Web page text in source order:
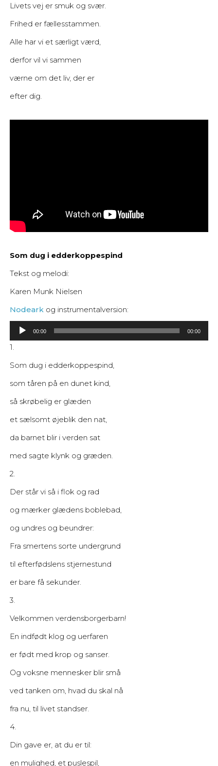
Livets vej er smuk og svær.
Frihed er fællesstammen.
Alle har vi et særligt værd,
derfor vil vi sammen
værne om det liv, der er
efter dig.
Som dug i edderkoppespind
Tekst og melodi:
Karen Munk Nielsen
Nodeark og instrumentalversion:
Lydafspiller
00:00 00:00
1.
Som dug i edderkoppespind,
som tåren på en dunet kind,
så skrøbelig er glæden
et sælsomt øjeblik den nat,
da barnet blir i verden sat
med sagte klynk og græden.
2.
Der står vi så i flok og rad
og mærker glædens boblebad,
og undres og beundrer:
Fra smertens sorte undergrund
til efterfødslens stjernestund
er bare få sekunder.
3.
Velkommen verdensborgerbarn!
En indfødt klog og uerfaren
er født med krop og sanser.
Og voksne mennesker blir små
ved tanken om, hvad du skal nå
fra nu, til livet standser.
4.
Din gave er, at du er til:
en mulighed, et puslespil,